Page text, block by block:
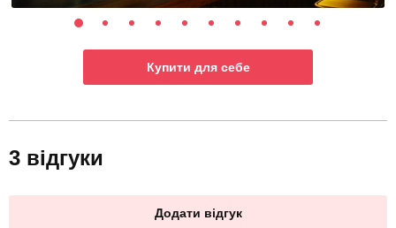
Купити для себе
3 відгуки
Додати відгук